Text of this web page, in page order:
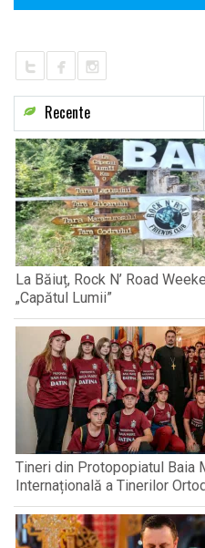
Recente
La Băiuț, Rock N’ Road
„Capătul Lumii”
Tineri din Protopopiatul Baia
Internațională a Tinerilor